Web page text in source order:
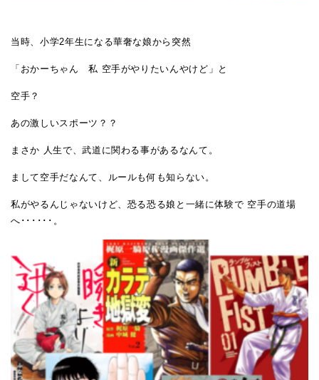
当時、小学2年生になる華奢な娘から突然
「おかーちゃん 私 空手がやりたいんやけど」と
空手？
あの激しいスポーツ？？
まさか 人生で、武道に関わる事があるなんて。
まして空手だなんて、ルールも何も知らない。
私がやるんじゃないけど、恐る恐る娘と一緒に体験で 空手の道場
へ･･････。